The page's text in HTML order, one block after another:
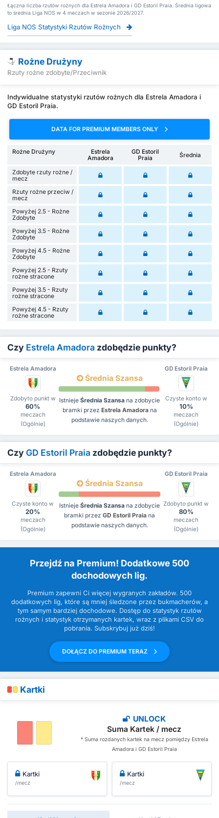
Łączna liczba rzutów rożnych dla Estrela Amadora i GD Estoril Praia. Średnia ligowa
to średnia Liga NOS w 4 meczach w sezonie 2026/2027.
Liga NOS Statystyki Rzutów Rożnych
Rożne Drużyny
Rzuty rożne zdobyte/Przeciwnik
Indywidualne statystyki rzutów rożnych dla Estrela Amadora i
GD Estoril Praia.
DATA FOR PREMIUM MEMBERS ONLY
Rożne Drużyny
Estrela
Amadora
GD Estoril
Praia
Średnia
Zdobyte rzuty rożne /
mecz
Rzuty rożne przeciw /
mecz
Powyżej 2.5 - Rożne
Zdobyte
Powyżej 3.5 - Rożne
Zdobyte
Powyżej 4.5 - Rożne
Zdobyte
Powyżej 2.5 - Rzuty
rożne stracone
Powyżej 3.5 - Rzuty
rożne stracone
Powyżej 4.5 - Rzuty
rożne stracone
Czy Estrela Amadora zdobędzie punkty?
Estrela Amadora GD Estoril Praia
Zdobyto punkt w
60%
meczach
(Ogólnie)
Średnia Szansa
Istnieje Średnia Szansa na zdobycie
bramki przez Estrela Amadorana
podstawie naszych danych.
Czyste konto w
10%
meczach
(Ogólnie)
Czy GD Estoril Praia zdobędzie punkty?
Estrela Amadora GD Estoril Praia
Czyste konto w
20%
meczach
(Ogólnie)
Średnia Szansa
Istnieje Średnia Szansa na zdobycie
bramki przez GD Estoril Praia na
podstawie naszych danych.
Zdobyto punkt w
80%
meczach
(Ogólnie)
Przejdź na Premium! Dodatkowe 500
dochodowych lig.
Premium zapewni Ci więcej wygranych zakładów. 500
dodatkowych lig, które są mniej śledzone przez bukmacherów, a
tym samym bardziej dochodowe. Dostęp do statystyk rzutów
rożnych i statystyk otrzymanych kartek, wraz z plikami CSV do
pobrania. Subskrybuj już dziś!
DOŁĄCZ DO PREMIUM TERAZ
Kartki
UNLOCK
Suma Kartek / mecz
* Suma rozdanych kartek na mecz pomiędzy Estrela
Amadora i GD Estoril Praia
Kartki
/mecz
Kartki
/mecz